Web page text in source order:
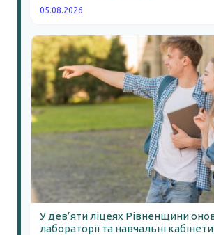
05.08.2026
У дев’яти ліцеях Рівненщини
лабораторії та навчальні кабінети